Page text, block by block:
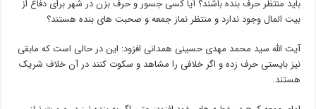
باید منتظر حرف بنده باشند؟ آیا کسی جسور و حرف بزن در شهر برای دفاع از
بیت المال وجود ندارد و منتظر نماز جمعه و صحبت های بنده هستند؟
آیت الله سید محمد مهدی حسینی همدانی افزود: این در حالی است که مابقی
نیز بایستی حرف زده و اگر خلافی را مشاهد و سکوت کنند در آن خلاف شریک
هستند.